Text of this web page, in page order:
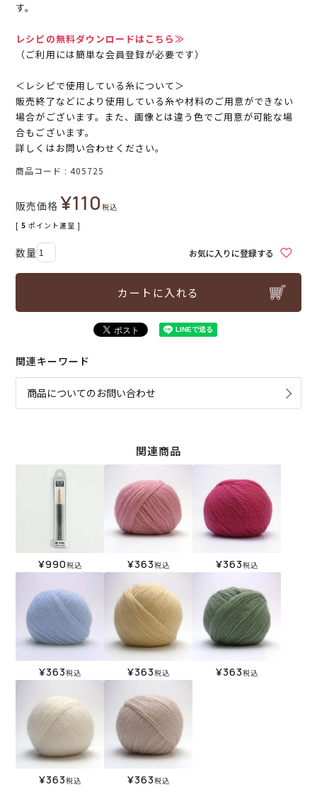
す。
レシピの無料ダウンロードはこちら≫
（ご利用には簡単な会員登録が必要です）
＜レシピで使用している糸について＞
販売終了などにより使用している糸や材料のご用意ができない
場合がございます。また、画像とは違う色でご用意が可能な場
合もございます。
詳しくはお問い合わせください。
商品コード 405725
販売価格 ¥110税込
[ 5 ポイント進呈 ]
お気に入りに登録する
カートに入れる
関連キーワード
商品についてのお問い合わせ
関連商品
¥990税込 ¥363税込 ¥363税込
¥363税込 ¥363税込 ¥363税込
¥363税込 ¥363税込